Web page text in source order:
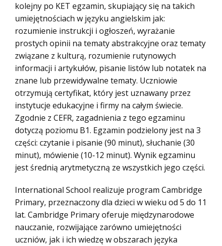
kolejny po KET egzamin, skupiający się na takich
umiejętnościach w języku angielskim jak:
rozumienie instrukcji i ogłoszeń, wyrażanie
prostych opinii na tematy abstrakcyjne oraz tematy
związane z kulturą, rozumienie rutynowych
informacji i artykułów, pisanie listów lub notatek na
znane lub przewidywalne tematy. Uczniowie
otrzymują certyfikat, który jest uznawany przez
instytucje edukacyjne i firmy na całym świecie.
Zgodnie z CEFR, zagadnienia z tego egzaminu
dotyczą poziomu B1. Egzamin podzielony jest na 3
części: czytanie i pisanie (90 minut), słuchanie (30
minut), mówienie (10-12 minut). Wynik egzaminu
jest średnią arytmetyczną ze wszystkich jego części.
International School realizuje program Cambridge
Primary, przeznaczony dla dzieci w wieku od 5 do 11
lat. Cambridge Primary oferuje międzynarodowe
nauczanie, rozwijające zarówno umiejętności
uczniów, jak i ich wiedzę w obszarach języka